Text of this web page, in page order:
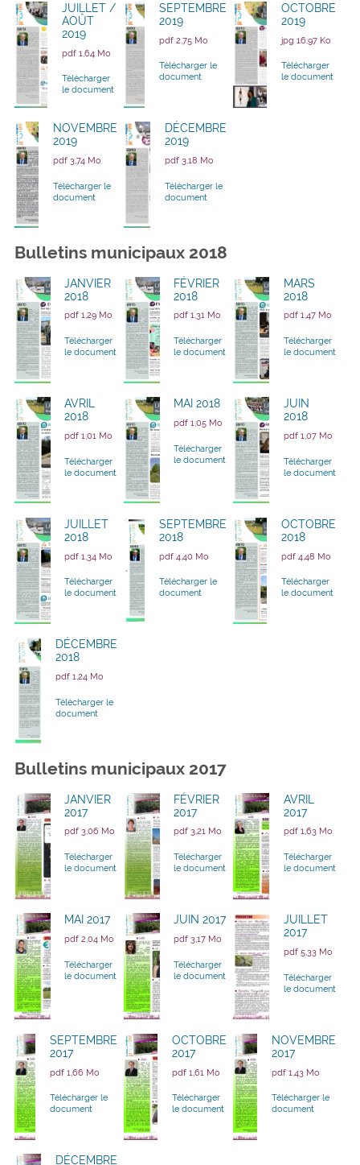
JUILLET /
AOÛT
2019
pdf 1,64 Mo
Télécharger
le document
SEPTEMBRE
2019
pdf 2,75 Mo
Télécharger le
document
OCTOBRE
2019
jpg 16,97 Ko
Télécharger
le document
NOVEMBRE
2019
pdf 3,74 Mo
Télécharger le
document
DÉCEMBRE
2019
pdf 3,18 Mo
Télécharger le
document
Bulletins municipaux 2018
JANVIER
2018
pdf 1,29 Mo
Télécharger
le document
FÉVRIER
2018
pdf 1,31 Mo
Télécharger
le document
MARS
2018
pdf 1,47 Mo
Télécharger
le document
AVRIL
2018
pdf 1,01 Mo
Télécharger
le document
MAI 2018
pdf 1,05 Mo
Télécharger
le document
JUIN
2018
pdf 1,07 Mo
Télécharger
le document
JUILLET
2018
pdf 1,34 Mo
Télécharger
le document
SEPTEMBRE
2018
pdf 4,40 Mo
Télécharger le
document
OCTOBRE
2018
pdf 4,48 Mo
Télécharger
le document
DÉCEMBRE
2018
pdf 1,24 Mo
Télécharger le
document
Bulletins municipaux 2017
JANVIER
2017
pdf 3,06 Mo
Télécharger
le document
FÉVRIER
2017
pdf 3,21 Mo
Télécharger
le document
AVRIL
2017
pdf 1,63 Mo
Télécharger
le document
MAI 2017
pdf 2,04 Mo
Télécharger
le document
JUIN 2017
pdf 3,17 Mo
Télécharger
le document
JUILLET
2017
pdf 5,33 Mo
Télécharger
le document
SEPTEMBRE
2017
pdf 1,66 Mo
Télécharger le
document
OCTOBRE
2017
pdf 1,61 Mo
Télécharger
le document
NOVEMBRE
2017
pdf 1,43 Mo
Télécharger le
document
DÉCEMBRE